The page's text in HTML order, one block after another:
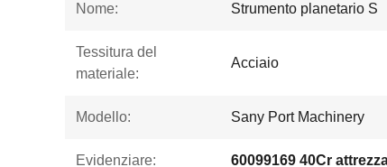
Nome: Strumento planetario S
Tessitura del
materiale:
Acciaio
Modello: Sany Port Machinery
Evidenziare: